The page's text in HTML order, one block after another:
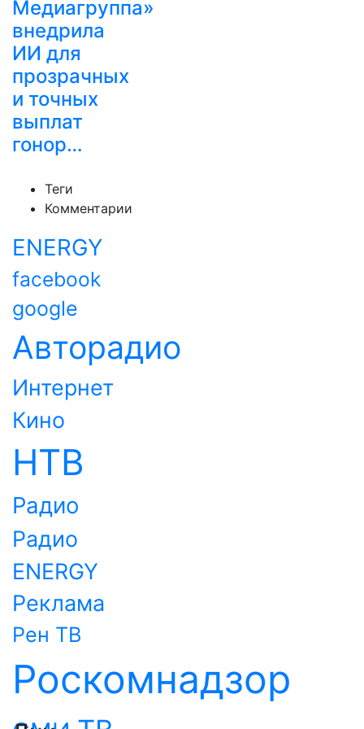
Медиагруппа»
внедрила
ИИ для
прозрачных
и точных
выплат
гонор…
Теги
Комментарии
ENERGY
facebook
google
Авторадио
Интернет
Кино
НТВ
Радио
Радио
ENERGY
Реклама
Рен ТВ
Роскомнадзор